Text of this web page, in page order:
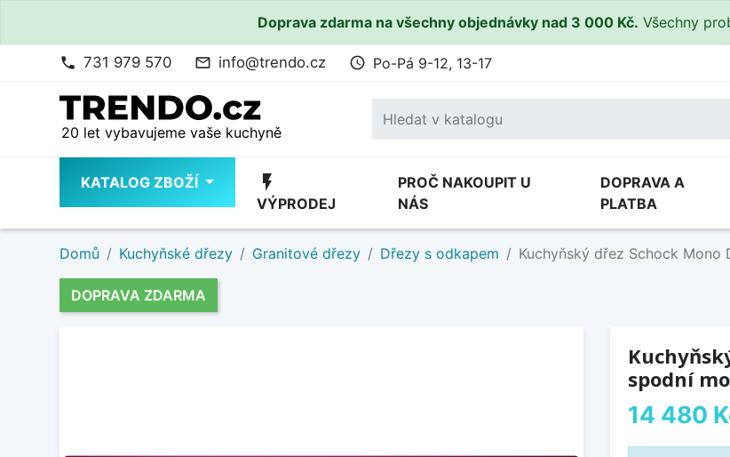
Doprava zdarma na všechny objednávky nad 3 000 Kč. Všechny
phone 731 979 570 mail_outline info@trendo.cz access_time Po-Pá 9-12, 13-17
20 let vybavujeme vaše kuchyně
KATALOG ZBOŽÍ flash_on
VÝPRODEJ
PROČ NAKOUPIT U
NÁS
DOPRAVA A
PLATBA
Domů Kuchyňské dřezy Granitové dřezy Dřezy s odkapem Kuchyňský dřez Schock Mono
DOPRAVA ZDARMA
spodní
14 480